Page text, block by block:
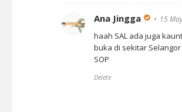
Ana Jingga 15
haah SAL ada juga
buka di sekitar Selangor
SOP
Delete